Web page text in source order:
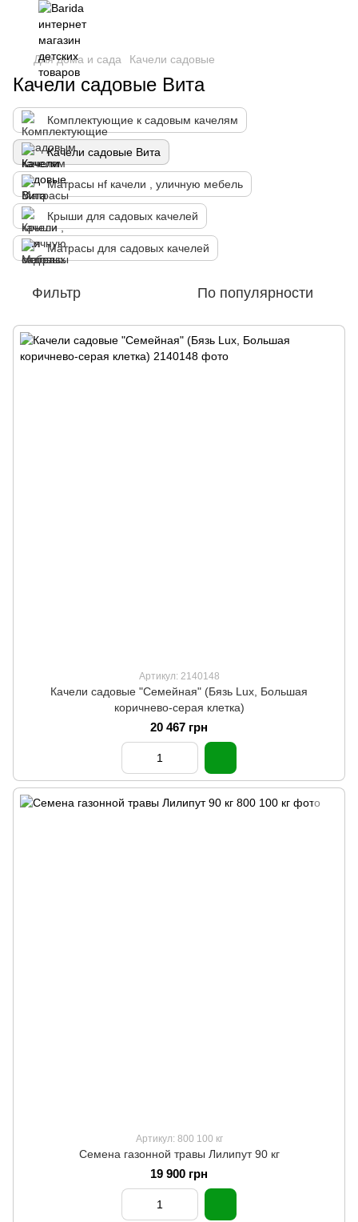
Для дома и сада Качели садовые
Качели садовые Вита
Комплектующие к садовым качелям
Качели садовые Вита
Матрасы нf качели , уличную мебель
Крыши для садовых качелей
Матрасы для садовых качелей
Фильтр По популярности
Артикул: 2140148
Качели садовые "Семейная" (Бязь Lux, Большая
коричнево-серая клетка)
20 467 грн
Артикул: 800 100 кг
Семена газонной травы Лилипут 90 кг
19 900 грн